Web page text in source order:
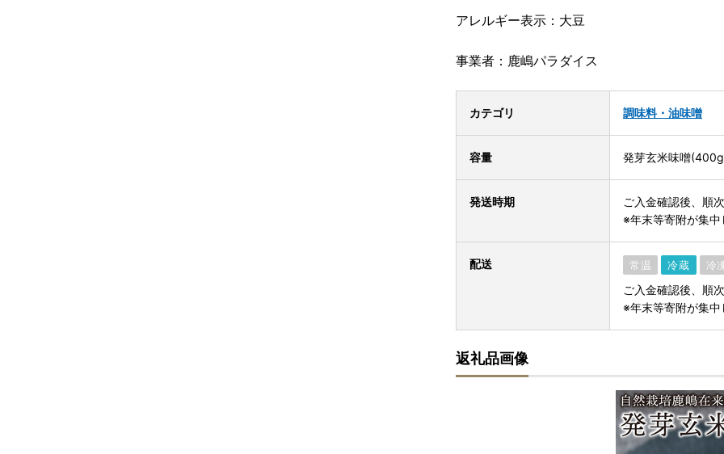
アレルギー表示：大豆
事業者：鹿嶋パラダイス
カテゴリ 調味料・油味噌
容量 発芽玄米味噌
発送時期
ご入金確認後、順
※年末等寄附が集中
配送 常温 冷蔵 冷
ご入金確認後、順
※年末等寄附が集中
返礼品画像